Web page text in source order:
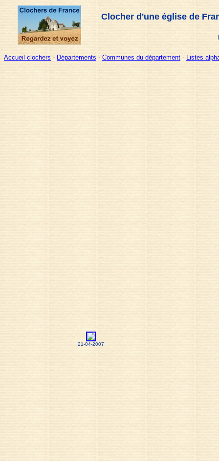
Clocher d'une église de
Accueil clochers - Départements - Communes du département - Listes
21-04-2007